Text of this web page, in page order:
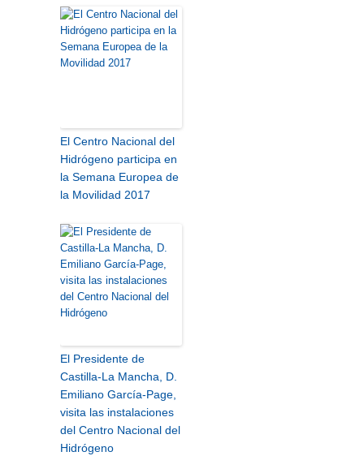
El Centro Nacional del
Hidrógeno participa en
la Semana Europea de
la Movilidad 2017
El Presidente de
Castilla-La Mancha, D.
Emiliano García-Page,
visita las instalaciones
del Centro Nacional del
Hidrógeno